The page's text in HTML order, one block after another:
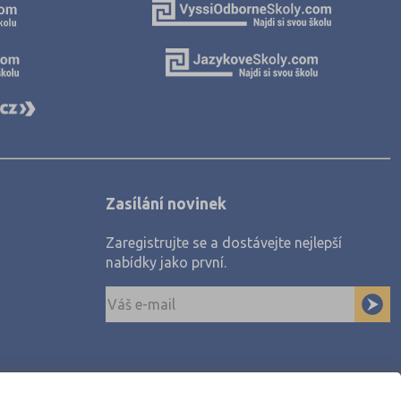
(2)
(5)
Zasílání novinek
Zaregistrujte se a dostávejte nejlepší
nabídky jako první.